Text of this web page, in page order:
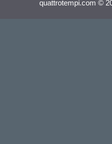
quattrotempi.com ©